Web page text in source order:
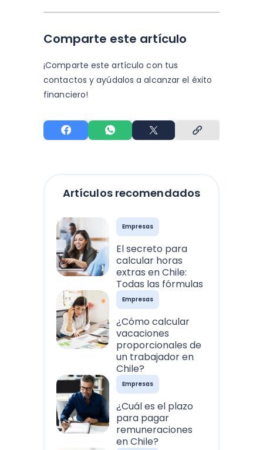
Comparte este artículo
¡Comparte este artículo con tus
contactos y ayúdalos a alcanzar el éxito
financiero!
Artículos recomendados
Empresas
El secreto para
calcular horas
extras en Chile:
Todas las fórmulas
Empresas
¿Cómo calcular
vacaciones
proporcionales de
un trabajador en
Chile?
Empresas
¿Cuál es el plazo
para pagar
remuneraciones
en Chile?